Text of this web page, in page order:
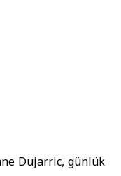
Dujarric, günlük